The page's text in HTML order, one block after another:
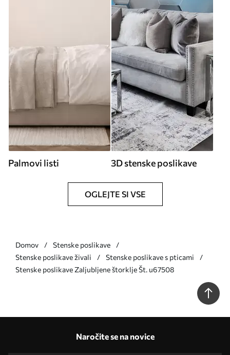
Palmovi listi 3D stenske poslikave
OGLEJTE SI VSE
Domov
Stenske poslikave
Stenske poslikave živali
Stenske poslikave s pticami
Stenske poslikave Zaljubljene štorklje Št. u67508
Naročite se na novice